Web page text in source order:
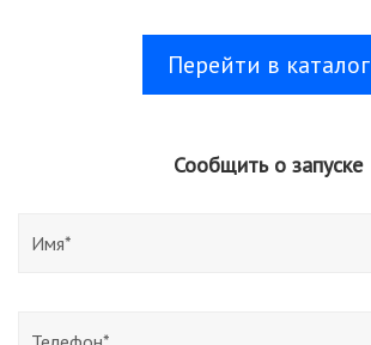
Перейти в каталог
Сообщить о запуске